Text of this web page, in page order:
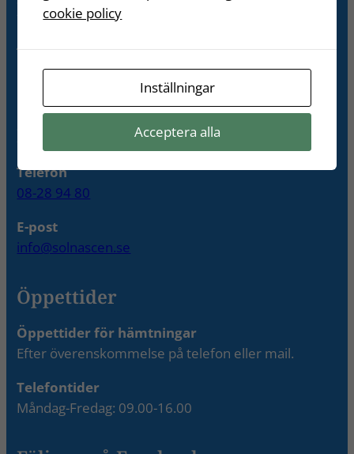
Hitta oss
Adress
Kraftvägen 8
Telefon
08-28 94 80
E-post
info@solnascen.se
Öppettider
Öppettider för hämtningar
Efter överenskommelse på telefon eller mail.
Telefontider
Måndag-Fredag: 09.00-16.00
cookie policy
Inställningar
Acceptera alla